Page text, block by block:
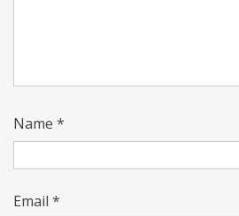
Name *
Email *